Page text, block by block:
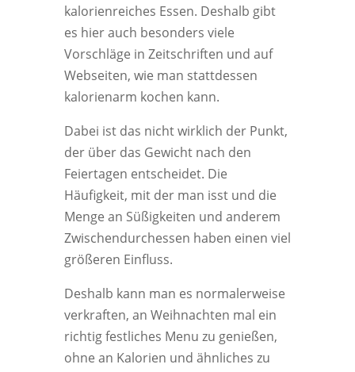
kalorienreiches Essen. Deshalb gibt
es hier auch besonders viele
Vorschläge in Zeitschriften und auf
Webseiten, wie man stattdessen
kalorienarm kochen kann.
Dabei ist das nicht wirklich der Punkt,
der über das Gewicht nach den
Feiertagen entscheidet. Die
Häufigkeit, mit der man isst und die
Menge an Süßigkeiten und anderem
Zwischendurchessen haben einen viel
größeren Einfluss.
Deshalb kann man es normalerweise
verkraften, an Weihnachten mal ein
richtig festliches Menu zu genießen,
ohne an Kalorien und ähnliches zu